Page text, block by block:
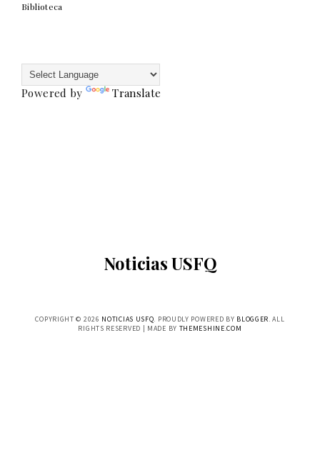
Biblioteca
Powered by Translate
Noticias USFQ
COPYRIGHT © 2026 NOTICIAS USFQ. PROUDLY POWERED BY BLOGGER. ALL
RIGHTS RESERVED | MADE BY THEMESHINE.COM